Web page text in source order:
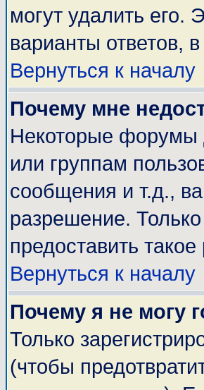
могут удалить его.
варианты ответов,
Вернуться к началу
Почему мне
Некоторые форумы
или группам
сообщения и т.д.,
разрешение.
предоставить
Вернуться к началу
Почему я не могу
Только
(чтобы